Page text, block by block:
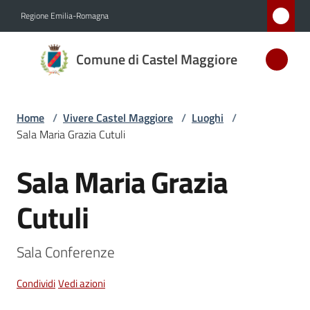
Regione Emilia-Romagna
Comune di Castel Maggiore
Comune
di Castel
D'ARGENTO
AL MERITO
Amministrazione
Novità
Servizi
Home / Vivere Castel Maggiore / Luoghi /
Sala Maria Grazia Cutuli
Salta al contenuto
Sala Maria Grazia
Cutuli
Sala Conferenze
CondividiVedi azioni